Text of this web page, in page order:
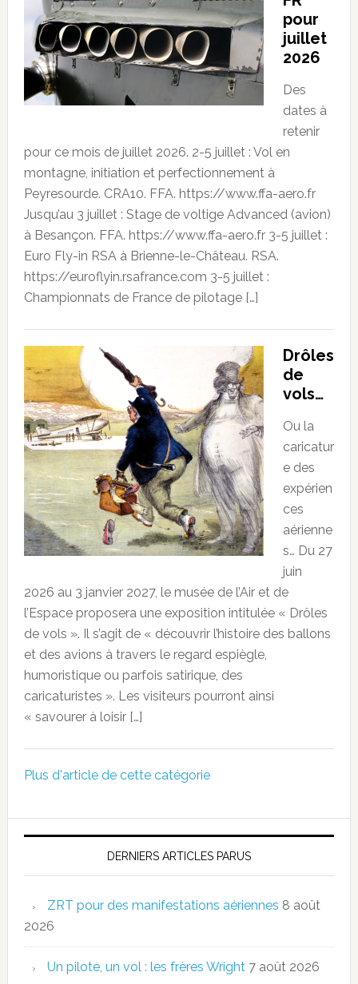
pour
juillet
2026
Des
dates à
retenir
pour ce mois de juillet 2026. 2-5 juillet : Vol en
montagne, initiation et perfectionnement à
Peyresourde. CRA10. FFA. https://www.ffa-aero.fr
Jusqu’au 3 juillet : Stage de voltige Advanced (avion)
à Besançon. FFA. https://www.ffa-aero.fr 3-5 juillet :
Euro Fly-in RSA à Brienne-le-Château. RSA.
https://euroflyin.rsafrance.com 3-5 juillet :
Championnats de France de pilotage […]
Drôles
de
vols…
Ou la
caricatur
e des
expérien
ces
aérienne
s… Du 27
juin
2026 au 3 janvier 2027, le musée de l’Air et de
l’Espace proposera une exposition intitulée « Drôles
de vols ». Il s’agit de « découvrir l’histoire des ballons
et des avions à travers le regard espiègle,
humoristique ou parfois satirique, des
caricaturistes ». Les visiteurs pourront ainsi
« savourer à loisir […]
Plus d'article de cette catégorie
DERNIERS ARTICLES PARUS
ZRT pour des manifestations aériennes 8 août
2026
Un pilote, un vol : les frères Wright 7 août 2026